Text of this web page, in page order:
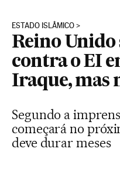
ESTADO ISLÂMICO
Reino Unido
contra o EI
Iraque, mas
Segundo a
começará no
deve durar meses